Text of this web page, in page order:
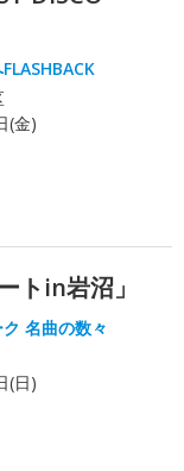
(金)
トin岩沼」
名曲の数々
(日)